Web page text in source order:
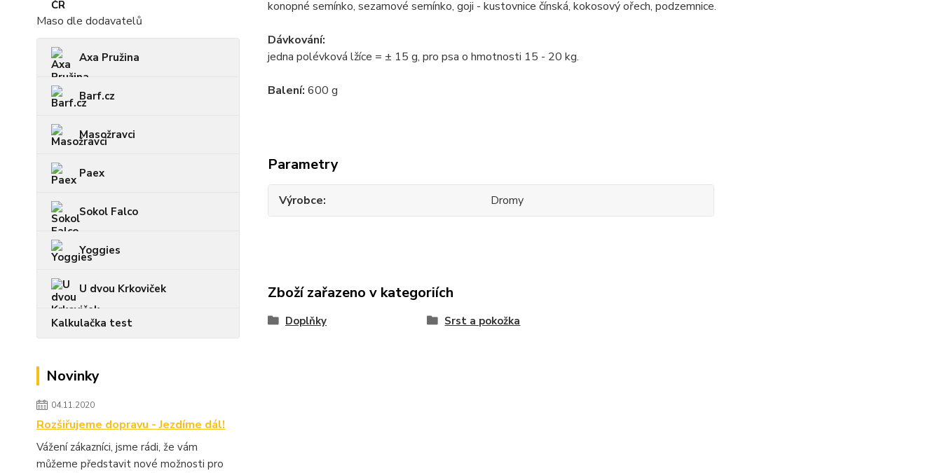
Maso dle dodavatelů
Axa Pružina
Barf.cz
Masožravci
Paex
Sokol Falco
Yoggies
U dvou Krkoviček
Kalkulačka test
Novinky
04.11.2020
Rozšiřujeme dopravu - Jezdíme dál!
Vážení zákazníci, jsme rádi, že vám
můžeme představit nové možnosti pro
konopné semínko, sezamové semínko, goji - kustovnice čínská, kokosový ořech, podzemnice.
Dávkování:
jedna polévková lžíce = ± 15 g, pro psa o hmotnosti 15 - 20 kg.
Balení: 600 g
Parametry
Výrobce Dromy
Zboží zařazeno v kategoriích
Doplňky Srst a pokožka